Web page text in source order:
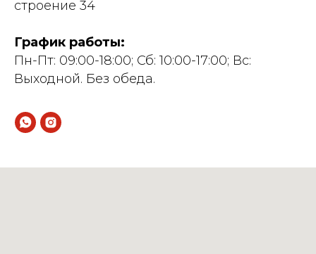
строение 34
График работы:
Пн-Пт: 09:00-18:00; Сб: 10:00-17:00; Вс:
Выходной. Без обеда.